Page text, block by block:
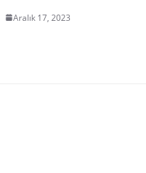
Aralık 17, 2023